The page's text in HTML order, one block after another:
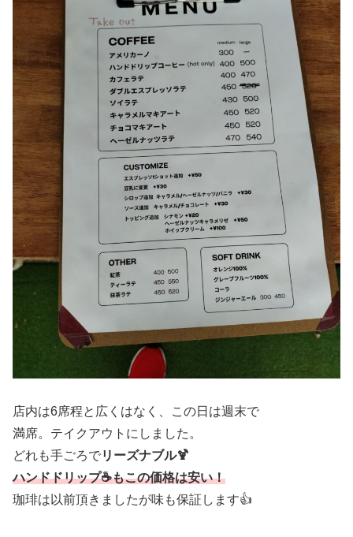
店内は6席程と広くはなく、この日は週末で
満席。テイクアウトにしました。
どれも手ごろでリーズナブル🍹
ハンドドリップ☕もこの価格は安い！
珈琲は以前頂きましたが味も保証します👍